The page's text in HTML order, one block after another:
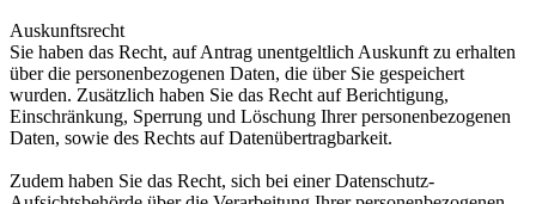
Auskunftsrecht
Sie haben das Recht, auf Antrag unentgeltlich Auskunft zu erhalten
über die personenbezogenen Daten, die über Sie gespeichert
wurden. Zusätzlich haben Sie das Recht auf Berichtigung,
Einschränkung, Sperrung und Löschung Ihrer personenbezogenen
Daten, sowie des Rechts auf Datenübertragbarkeit.
Zudem haben Sie das Recht, sich bei einer Datenschutz-